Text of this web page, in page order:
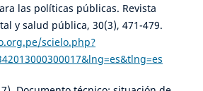
las políticas públicas. Revista
y salud pública, 30(3), 471-479.
scielo.php?